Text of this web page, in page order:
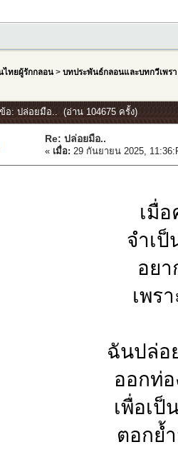
ทยผู้รักกลอน> บทประพันธ์กลอนและบทกวีเพรา
อ: ปล่อยมือ.. (อ่าน 104675 ครั้ง)
Re: ปล่อยมือ..
« เมื่อ: 29 กันยายน 2025,
เมื่
จำเ
อยา
เพร
ฉันปล่อ
ออกท่
เพื่อเป็
ตอกย้